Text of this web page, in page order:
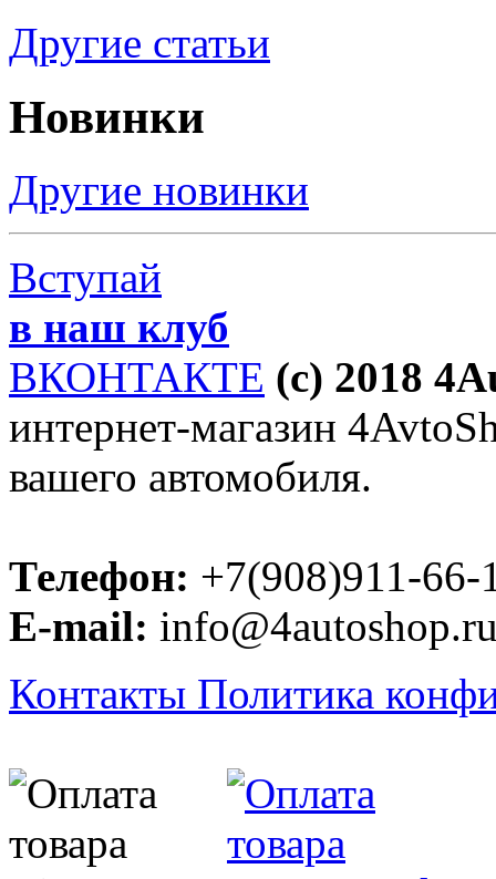
Другие статьи
Новинки
Другие новинки
Вступай
в наш клуб
ВКОНТАКТЕ (c) 2018
интернет-магазин
вашего автомобиля.
Телефон: +7(908)911-66-
E-mail:
Контакты Политика